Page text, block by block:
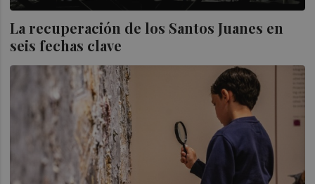
La recuperación de los Santos Juanes en
seis fechas clave